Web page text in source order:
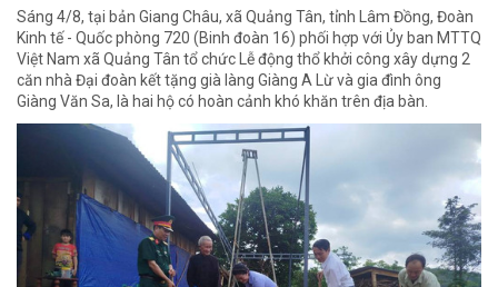
Sáng 4/8, tại bản Giang Châu, xã Quảng Tân, tỉnh Lâm Đồng, Đoàn
Kinh tế - Quốc phòng 720 (Binh đoàn 16) phối hợp với Ủy ban MTTQ
Việt Nam xã Quảng Tân tổ chức Lễ động thổ khởi công xây dựng 2
căn nhà Đại đoàn kết tặng già làng Giàng A Lừ và gia đình ông
Giàng Văn Sa, là hai hộ có hoàn cảnh khó khăn trên địa bàn.